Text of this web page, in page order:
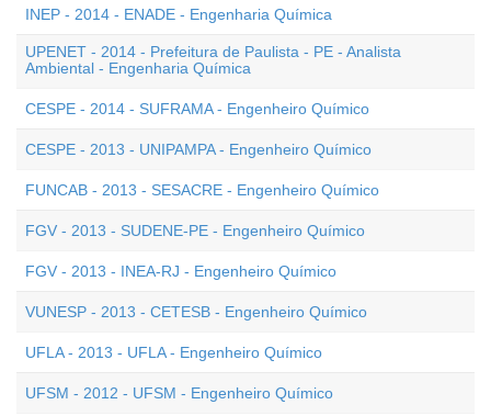
INEP - 2014 - ENADE - Engenharia Química
UPENET - 2014 - Prefeitura de Paulista - PE - Analista
Ambiental - Engenharia Química
CESPE - 2014 - SUFRAMA - Engenheiro Químico
CESPE - 2013 - UNIPAMPA - Engenheiro Químico
FUNCAB - 2013 - SESACRE - Engenheiro Químico
FGV - 2013 - SUDENE-PE - Engenheiro Químico
FGV - 2013 - INEA-RJ - Engenheiro Químico
VUNESP - 2013 - CETESB - Engenheiro Químico
UFLA - 2013 - UFLA - Engenheiro Químico
UFSM - 2012 - UFSM - Engenheiro Químico